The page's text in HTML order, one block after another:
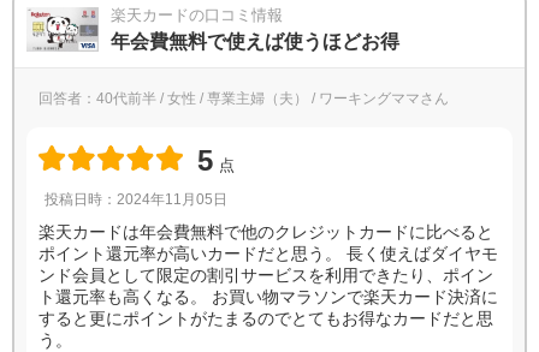
楽天カードの口コミ情報
年会費無料で使えば使うほどお得
回答者：40代前半 / 女性 / 専業主婦（夫） / ワーキングママさん
5 点
投稿日時：2024年11月05日
楽天カードは年会費無料で他のクレジットカードに比べると
ポイント還元率が高いカードだと思う。 長く使えばダイヤモ
ンド会員として限定の割引サービスを利用できたり、ポイン
ト還元率も高くなる。 お買い物マラソンで楽天カード決済に
すると更にポイントがたまるのでとてもお得なカードだと思
う。